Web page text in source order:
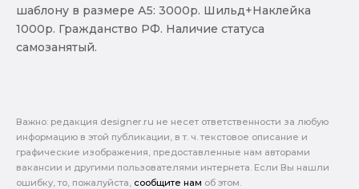
шаблону в размере А5: 3000р. Шильд+Наклейка
1000р. Гражданство РФ. Наличие статуса
самозанятый.
Важно: pедакция designer.ru не несет ответственности за любую
информацию в этой публикации, в т. ч. текстовое описание и
графические изображения, предоставленные нам авторами
вакансии и другими пользователями интернета. Если Вы нашли
ошибку, то, пожалуйста, сообщите нам об этом.